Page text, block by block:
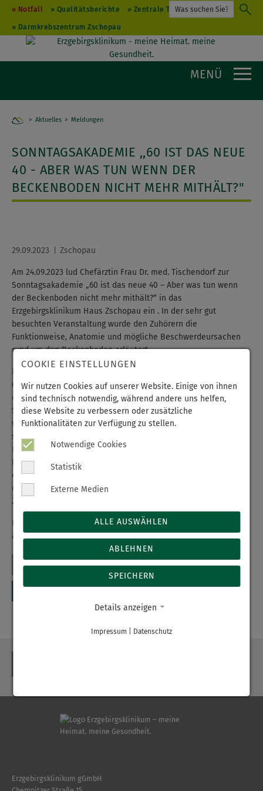
Notfall Qualitätsberichte Zentrale Terminvergabe
Darmkrebszentrum Zschopau
MENÜ
Home
Aktuelles Meldungen
SONNTAGSAKADEMIE ,,60 IST DAS NEUE
40 - ABER WAS TUN WENN DER
BECKENBODEN NICHT MEHR MITHÄLT?"
29.09.2023 Zschopau
Am 24.09.2023 lud Chefärztin Frau Dr. med. Tischendorf zur
Sonntagsakademie „60 ist das neue 40 – Aber was tun wenn
der Beckenboden nicht mehr mithält?“ in das
Erzgebirgsklinikum Haus Zschopau ein . In der sehr gut
besuchten Veranstaltung wurde den Zuhörern die
Funktionweise, Anatomie und mögliche Beschwerdeursachen
rund um den Beckenboden erläutert.
Die Beckenbodenmuskulatur sorgt für den muskulären Halt der
Organe des kleinen Beckens, sichert die Lage und damit auch
die Funktion der Bauch- und Beckenorgane und sorgt für
Sicherheit im Bereich des Enddarmes und der Harnblase. Aber
was tun, wenn sich der Beckenboden senkt? Daraus können
sich eine Vielzahl an Beschwerden ergeben, die das Leben der
Betroffenen erschweren und die Lebensqualität einschränken.
Dabei sind nicht nur Frauen betroffen, auch Männer sind mit
dieser Thematik konfrontiert. Dr. med. Tischendorf klärte über
diese Problematik auf und brachte den Zuhörerinnen und
Zuhörern die Behandlungsmöglichkeiten näher.
Dass dieses Thema präsent ist, zeigten die vielen Fragen, die
an Dr. med. Tischendorf im Nachgang gerichtet wurden.
Erzgebirgsklinikum gGmbH
COOKIE EINSTELLUNGEN
Wir nutzen Cookies auf unserer Website. Einige von ihnen
sind technisch notwendig, während andere uns helfen,
diese Website zu verbessern oder zusätzliche
Funktionalitäten zur Verfügung zu stellen.
Notwendige Cookies
Statistik
Externe Medien
ALLE AUSWÄHLEN
ABLEHNEN
SPEICHERN
Details anzeigen
Impressum Datenschutz